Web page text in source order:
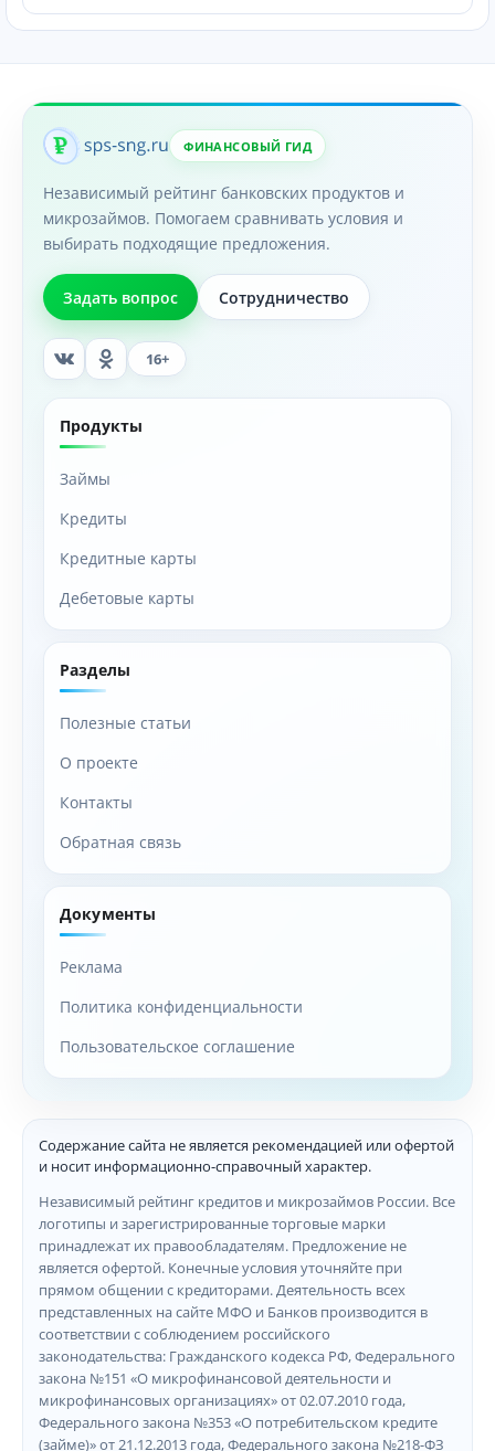
ФИНАНСОВЫЙ ГИД
Независимый рейтинг банковских продуктов и
микрозаймов. Помогаем сравнивать условия и
выбирать подходящие предложения.
Задать вопрос Сотрудничество
16+
Продукты
Займы
Кредиты
Кредитные карты
Дебетовые карты
Разделы
Полезные статьи
О проекте
Контакты
Обратная связь
Документы
Реклама
Политика конфиденциальности
Пользовательское соглашение
Содержание сайта не является рекомендацией или офертой
и носит информационно-справочный характер.
Независимый рейтинг кредитов и микрозаймов России. Все
логотипы и зарегистрированные торговые марки
принадлежат их правообладателям. Предложение не
является офертой. Конечные условия уточняйте при
прямом общении с кредиторами. Деятельность всех
представленных на сайте МФО и Банков производится в
соответствии с соблюдением российского
законодательства: Гражданского кодекса РФ, Федерального
закона №151 «О микрофинансовой деятельности и
микрофинансовых организациях» от 02.07.2010 года,
Федерального закона №353 «О потребительском кредите
(займе)» от 21.12.2013 года, Федерального закона №218-ФЗ